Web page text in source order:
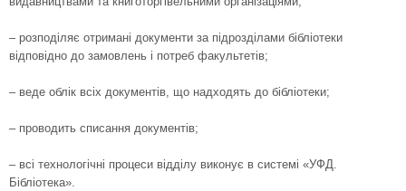
– розподіляє отримані документи за підрозділами бібліотеки
відповідно до замовлень і потреб факультетів;
– веде облік всіх документів, що надходять до бібліотеки;
– проводить списання документів;
– всі технологічні процеси відділу виконує в системі «УФД.
Бібліотека».